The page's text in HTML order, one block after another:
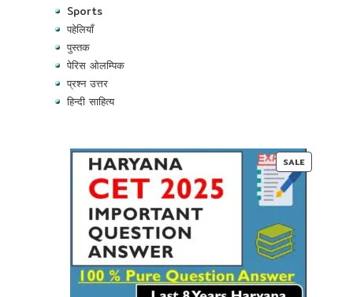
Sports
पहेलियाँ
पुस्तक
पेरिस ओलम्पिक
प्रश्न उत्तर
हिन्दी साहित्य
SALE